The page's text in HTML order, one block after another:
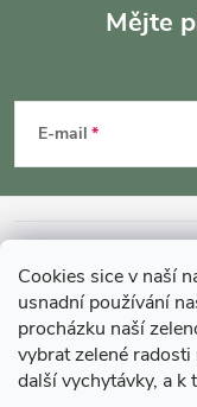
Cookies sice v naší
usnadní používání
procházku naší
vybrat zelené
další vychytávky, a k
p
a
Mějte
E-mail
MOHLO BY VÁS
O GARDNERS